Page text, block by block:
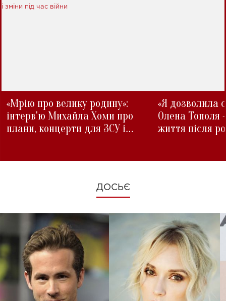
«Мрію про велику родину»:
інтерв'ю Михайла Хоми про
плани, концерти для ЗСУ і
«Я дозволила
Олена Тополя
життя після
ДОСЬЄ